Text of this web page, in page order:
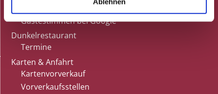
Gästestimmen bei Google
Dunkelrestaurant
Termine
Karten & Anfahrt
Kartenvorverkauf
Vorverkaufsstellen